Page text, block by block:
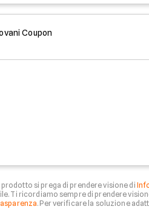
Coupon
si prega di prendere visione di
Ti ricordiamo sempre di prendere
. Per verificare la soluzione